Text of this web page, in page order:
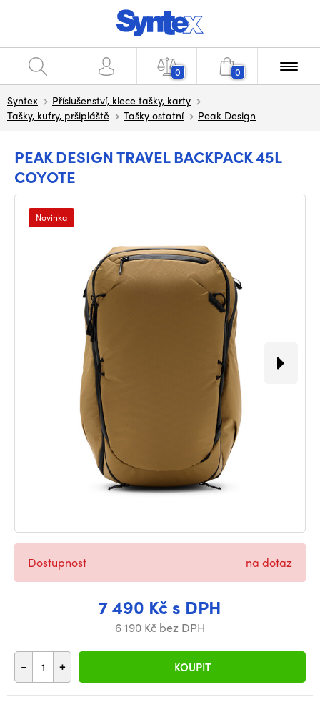
0 0
Syntex
Příslušenství, klece tašky, karty
Tašky, kufry, pršipláště
Tašky ostatní Peak Design
PEAK DESIGN TRAVEL BACKPACK 45L
COYOTE
Novinka
7 490 Kč s DPH
6 190 Kč bez DPH
- + KOUPIT
Dostupnost na dotaz